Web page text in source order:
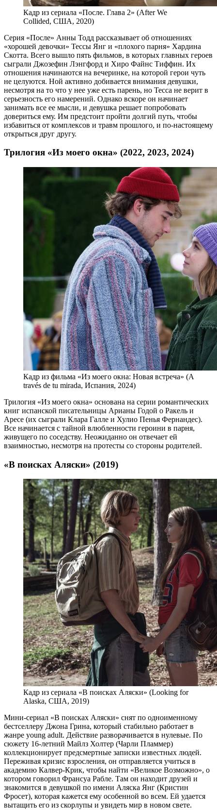
Кадр из сериала «После. Глава 2» (After We
Collided, США, 2020)
Серия «После» Анны Тодд рассказывает об отношениях
«хорошей девочки» Тессы Янг и «плохого парня» Хардина
Скотта. Всего вышло пять фильмов, в которых главных героев
сыграли Джозефин Лэнгфорд и Хиро Файнс Тиффин. Их
отношения начинаются на вечеринке, на которой герои чуть
не целуются. Ной активно добивается внимания девушки,
несмотря на то что у нее уже есть парень, но Тесса не верит в
серьезность его намерений. Однако вскоре он начинает
занимать все ее мысли, и девушка решает попробовать
довериться ему. Им предстоит пройти долгий путь, чтобы
избавиться от комплексов и травм прошлого, и по-настоящему
открыться друг другу.
Трилогия «Из моего окна» (2022, 2023, 2024)
Кадр из фильма «Из моего окна: Новая встреча» (A
través de tu mirada, Испания, 2024)
Трилогия «Из моего окна» основана на серии романтических
книг испанской писательницы Арианы Годой о Ракель и
Аресе (их сыграли Клара Галле и Хулио Пенья Фернандес).
Все начинается с тайной влюбленности героини в парня,
живущего по соседству. Неожиданно он отвечает ей
взаимностью, несмотря на протесты со стороны родителей.
«В поисках Аляски» (2019)
Кадр из сериала «В поисках Аляски» (Looking for
Alaska, США, 2019)
Мини-сериал «В поисках Аляски» снят по одноименному
бестселлеру Джона Грина, который стабильно работает в
жанре young adult. Действие разворачивается в нулевые. По
сюжету 16-летний Майлз Холтер (Чарли Пламмер)
коллекционирует предсмертные записки известных людей.
Переживая кризис взросления, он отправляется учиться в
академию Калвер-Крик, чтобы найти «Великое Возможно», о
котором говорил Франсуа Рабле. Там он находит друзей и
знакомится в девушкой по имени Аляска Янг (Кристин
Фросет), которая кажется ему особенной во всем. Ей удается
вытащить его из скорлупы и увидеть мир в новом свете.